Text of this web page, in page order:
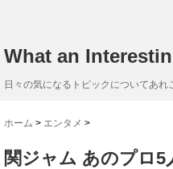
What an
日々の気になるトピックについてあれ
ホーム > エンタメ >
関ジャム あのプロ5